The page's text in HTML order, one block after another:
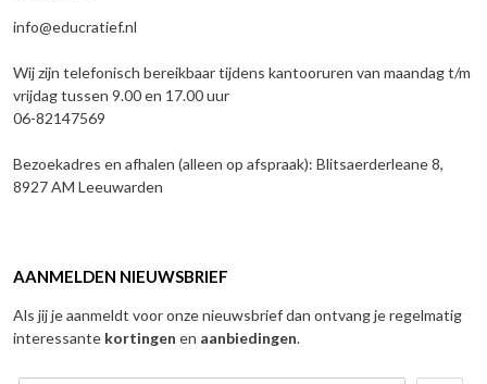
info@educratief.nl
Wij zijn telefonisch bereikbaar tijdens kantooruren van maandag t/m
vrijdag tussen 9.00 en 17.00 uur
06-82147569
Bezoekadres en afhalen (alleen op afspraak): Blitsaerderleane 8,
8927 AM Leeuwarden
AANMELDEN NIEUWSBRIEF
Als jij je aanmeldt voor onze nieuwsbrief dan ontvang je regelmatig
interessante kortingen en aanbiedingen.